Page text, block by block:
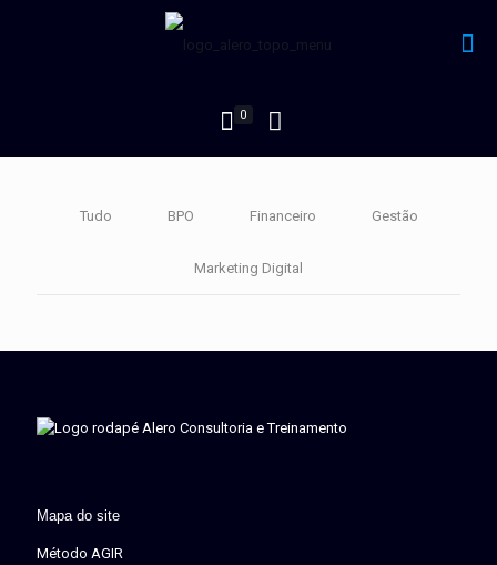
0
Tudo BPO Financeiro Gestão
Marketing Digital
Mapa do site
Método AGIR